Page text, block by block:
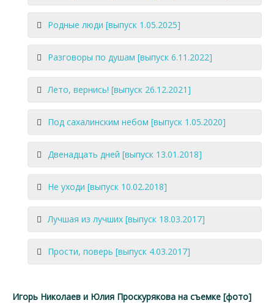
Родные люди [выпуск 1.05.2025]
Разговоры по душам [выпуск 6.11.2022]
Лето, вернись! [выпуск 26.12.2021]
Под сахалинским небом [выпуск 1.05.2020]
Двенадцать дней [выпуск 13.01.2018]
Не уходи [выпуск 10.02.2018]
Лучшая из лучших [выпуск 18.03.2017]
Прости, поверь [выпуск 4.03.2017]
Игорь Николаев и Юлия Проскурякова на съемке [фото]